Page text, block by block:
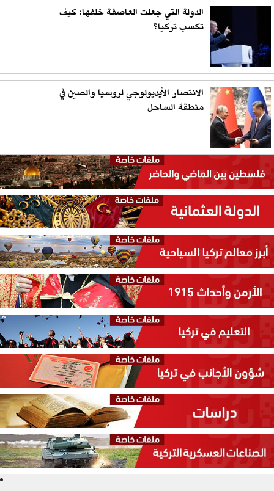
الدولة التي جعلت العاصفة خلفها: كيف
تكسب تركيا؟
الانتصار الأيديولوجي لروسيا والصين في
منطقة الساحل